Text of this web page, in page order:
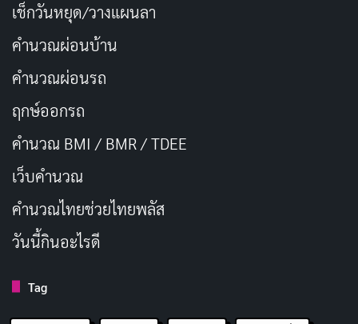
เช็กวันหยุด/วางแผนลา
คำนวณผ่อนบ้าน
คำนวณผ่อนรถ
ฤกษ์ออกรถ
คำนวณ BMI / BMR / TDEE
เว็บคํานวณ
คํานวณไทยช่วยไทยพลัส
วันนี้กินอะไรดี
Tag